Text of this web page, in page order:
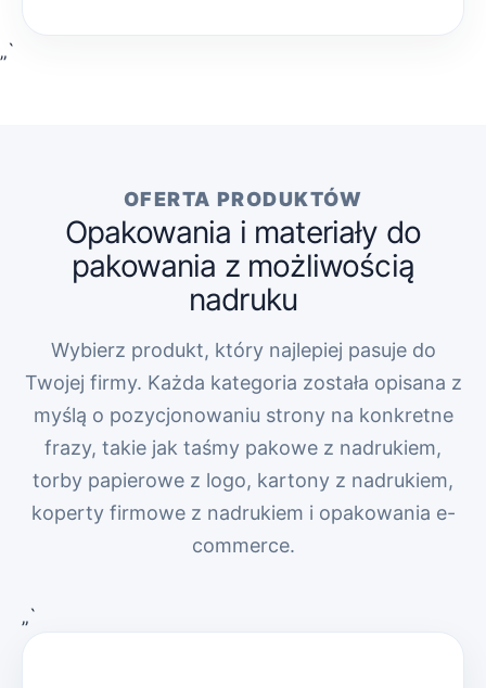
„`
OFERTA PRODUKTÓW
Opakowania i materiały do
pakowania z możliwością
nadruku
Wybierz produkt, który najlepiej pasuje do
Twojej firmy. Każda kategoria została opisana z
myślą o pozycjonowaniu strony na konkretne
frazy, takie jak taśmy pakowe z nadrukiem,
torby papierowe z logo, kartony z nadrukiem,
koperty firmowe z nadrukiem i opakowania e-
commerce.
„`